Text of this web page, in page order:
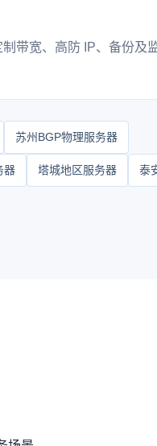
带宽、高防 IP、备份及
苏州BGP物理服务器
器 塔城地区服务器 泰